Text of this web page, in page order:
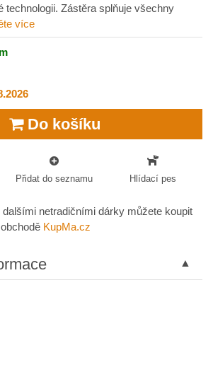
technologii. Zástěra splňuje všechny
více
Do košíku
Přidat do seznamu Hlídací pes
netradičními dárky můžete koupit
KupMa.cz